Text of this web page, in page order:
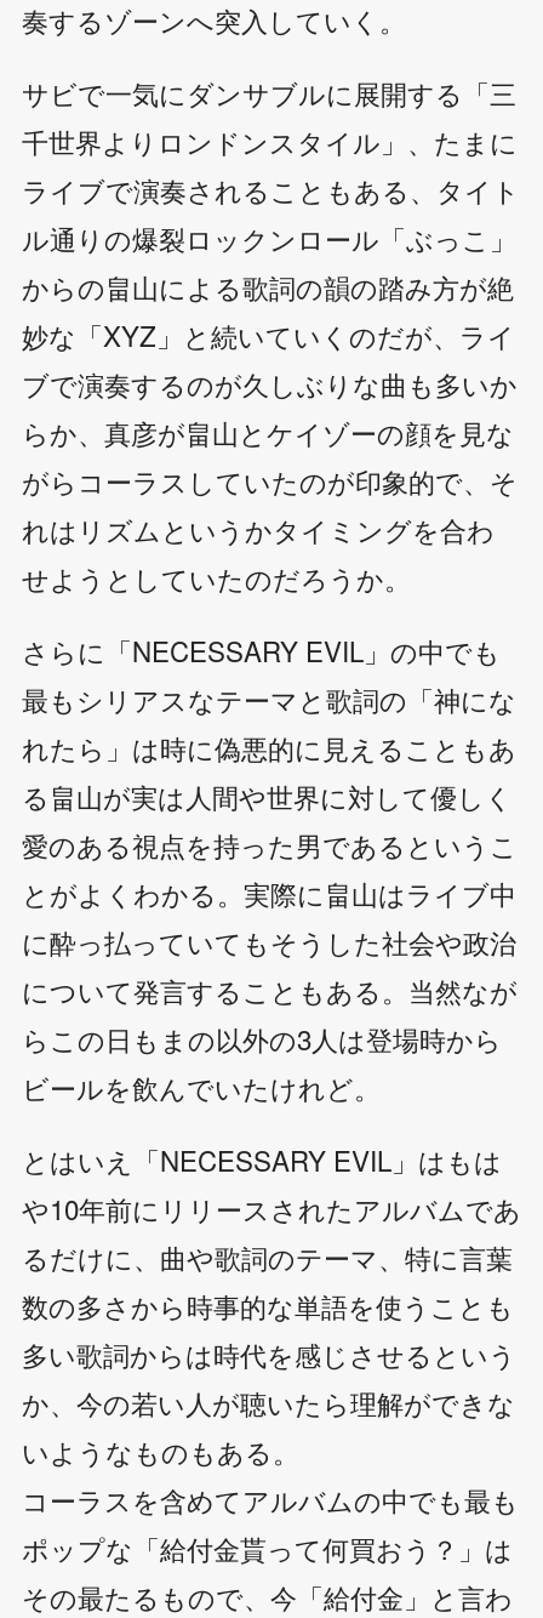
奏するゾーンへ突入していく。
サビで一気にダンサブルに展開する「三
千世界よりロンドンスタイル」、たまに
ライブで演奏されることもある、タイト
ル通りの爆裂ロックンロール「ぶっこ」
からの畠山による歌詞の韻の踏み方が絶
妙な「XYZ」と続いていくのだが、ライ
ブで演奏するのが久しぶりな曲も多いか
らか、真彦が畠山とケイゾーの顔を見な
がらコーラスしていたのが印象的で、そ
れはリズムというかタイミングを合わ
せようとしていたのだろうか。
さらに「NECESSARY EVIL」の中でも
最もシリアスなテーマと歌詞の「神にな
れたら」は時に偽悪的に見えることもあ
る畠山が実は人間や世界に対して優しく
愛のある視点を持った男であるというこ
とがよくわかる。実際に畠山はライブ中
に酔っ払っていてもそうした社会や政治
について発言することもある。当然なが
らこの日もまの以外の3人は登場時から
ビールを飲んでいたけれど。
とはいえ「NECESSARY EVIL」はもは
や10年前にリリースされたアルバムであ
るだけに、曲や歌詞のテーマ、特に言葉
数の多さから時事的な単語を使うことも
多い歌詞からは時代を感じさせるという
か、今の若い人が聴いたら理解ができな
いようなものもある。
コーラスを含めてアルバムの中でも最も
ポップな「給付金貰って何買おう？」は
その最たるもので、今「給付金」と言わ